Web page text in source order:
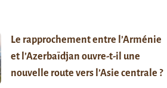
Le rapprochement entre l’Arménie
et l’Azerbaïdjan ouvre-t-il une
nouvelle route vers l’Asie centrale ?